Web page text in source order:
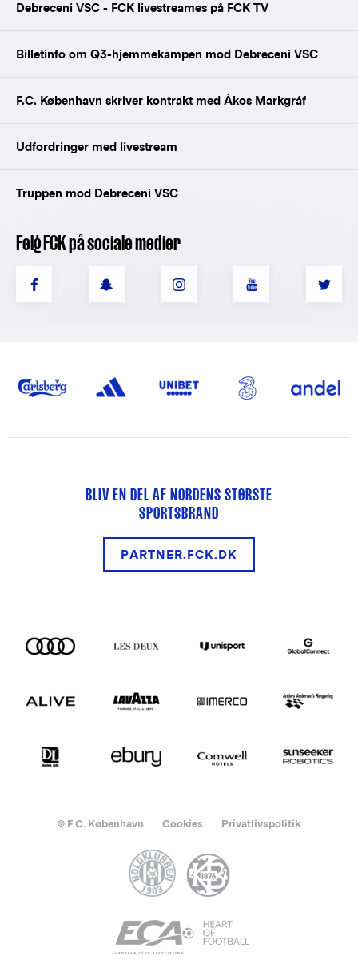
Debreceni VSC - FCK livestreames på FCK TV
Billetinfo om Q3-hjemmekampen mod Debreceni VSC
F.C. København skriver kontrakt med Ákos Markgráf
Udfordringer med livestream
Truppen mod Debreceni VSC
Følg FCK på sociale medier
BLIV EN DEL AF NORDENS STØRSTE
SPORTSBRAND
PARTNER.FCK.DK
© F.C. København Cookies Privatlivspolitik